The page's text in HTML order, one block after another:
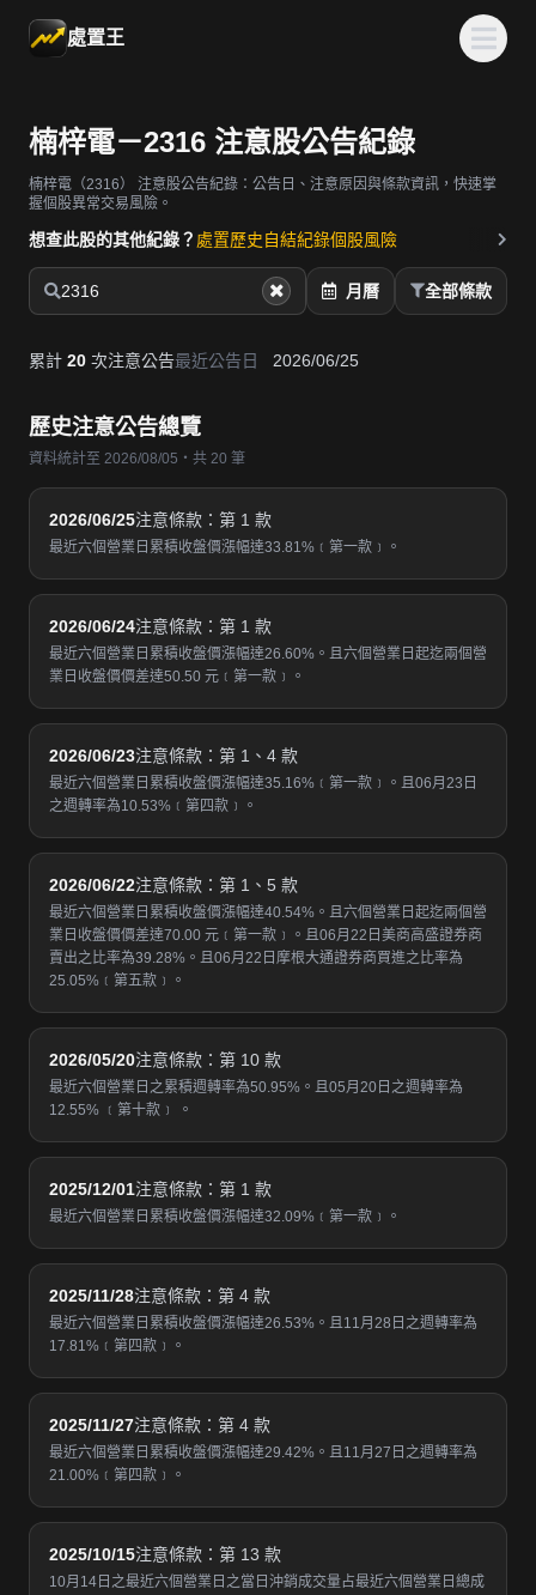
處置王
楠梓電－2316 注意股公告紀錄
楠梓電（2316）
注意股公告紀錄：公告日、注意原因與條款資訊，快速掌
握個股異常交易風險。
想查此股的其他紀錄？ 處置歷史自結紀錄個股風險
2316 月曆 全部條款
累計 20 次注意公告最近公告日 2026/06/25
歷史注意公告總覽
資料統計至 2026/08/05・共 20 筆
2026/06/25注意條款：第 1 款
最近六個營業日累積收盤價漲幅達33.81%﹝第一款﹞。
2026/06/24注意條款：第 1 款
最近六個營業日累積收盤價漲幅達26.60%。且六個營業日起迄兩個營
業日收盤價價差達50.50 元﹝第一款﹞。
2026/06/23注意條款：第 1、4 款
最近六個營業日累積收盤價漲幅達35.16%﹝第一款﹞。且06月23日
之週轉率為10.53%﹝第四款﹞。
2026/06/22注意條款：第 1、5 款
最近六個營業日累積收盤價漲幅達40.54%。且六個營業日起迄兩個營
業日收盤價價差達70.00 元﹝第一款﹞。且06月22日美商高盛證券商
賣出之比率為39.28%。且06月22日摩根大通證券商買進之比率為
25.05%﹝第五款﹞。
2026/05/20注意條款：第 10 款
最近六個營業日之累積週轉率為50.95%。且05月20日之週轉率為
12.55% ﹝第十款﹞ 。
2025/12/01注意條款：第 1 款
最近六個營業日累積收盤價漲幅達32.09%﹝第一款﹞。
2025/11/28注意條款：第 4 款
最近六個營業日累積收盤價漲幅達26.53%。且11月28日之週轉率為
17.81%﹝第四款﹞。
2025/11/27注意條款：第 4 款
最近六個營業日累積收盤價漲幅達29.42%。且11月27日之週轉率為
21.00%﹝第四款﹞。
2025/10/15注意條款：第 13 款
10月14日之最近六個營業日之當日沖銷成交量占最近六個營業日總成